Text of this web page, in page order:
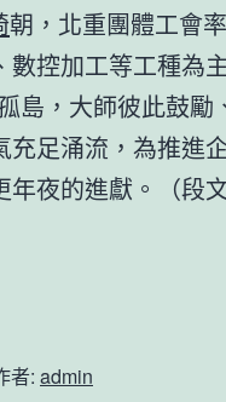
朝，北重團體工會
控加工等工種為
島，大師彼此鼓
充足涌流，為推進
夜的進獻。（段文
者: admin